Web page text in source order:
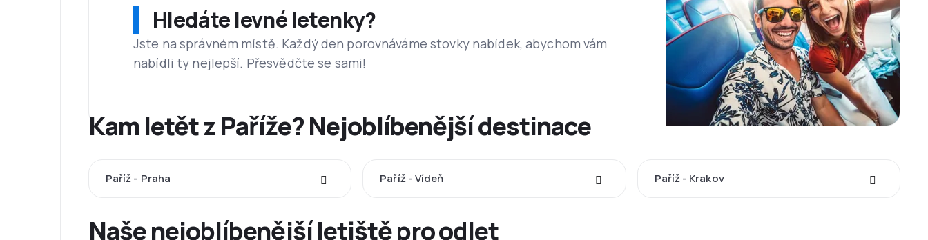
Hledáte levné letenky?
Jste na správném místě. Každý den porovnáváme stovky nabídek, abychom vám
nabídli ty nejlepší. Přesvědčte se sami!
Kam letět z Paříže? Nejoblíbenější destinace
Paříž - Praha Paříž - Vídeň Paříž - Krakov
Naše nejoblíbenější letiště pro odlet